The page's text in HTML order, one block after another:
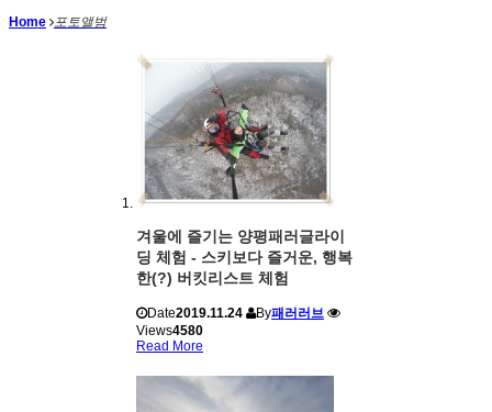
Home 포토앨범
겨울에 즐기는 양평패러글라이
딩 체험 - 스키보다 즐거운, 행복
한(?) 버킷리스트 체험
Date2019.11.24 By패러러브
Views4580
Read More